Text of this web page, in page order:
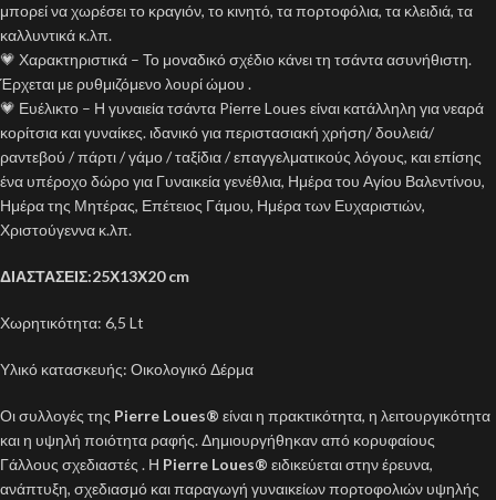
μπορεί να χωρέσει το κραγιόν, το κινητό, τα πορτοφόλια, τα κλειδιά, τα
καλλυντικά κ.λπ.
💗 Χαρακτηριστικά – Το μοναδικό σχέδιο κάνει τη τσάντα ασυνήθιστη.
Έρχεται με ρυθμιζόμενο λουρί ώμου .
💗 Ευέλικτο – Η γυναιεία τσάντα Pierre Loues είναι κατάλληλη για νεαρά
κορίτσια και γυναίκες. ιδανικό για περιστασιακή χρήση/ δουλειά/
ραντεβού / πάρτι / γάμο / ταξίδια / επαγγελματικούς λόγους, και επίσης
ένα υπέροχο δώρο για Γυναικεία γενέθλια, Ημέρα του Αγίου Βαλεντίνου,
Ημέρα της Μητέρας, Επέτειος Γάμου, Ημέρα των Ευχαριστιών,
Χριστούγεννα κ.λπ.
ΔΙΑΣΤΑΣΕΙΣ:25Χ13Χ20 cm
Χωρητικότητα: 6,5 Lt
Υλικό κατασκευής: Οικολογικό Δέρμα
Οι συλλογές της Pierre Loues® είναι η πρακτικότητα, η λειτουργικότητα
και η υψηλή ποιότητα ραφής. Δημιουργήθηκαν από κορυφαίους
Γάλλους σχεδιαστές . Η Pierre Loues® ειδικεύεται στην έρευνα,
ανάπτυξη, σχεδιασμό και παραγωγή γυναικείων πορτοφολιών υψηλής